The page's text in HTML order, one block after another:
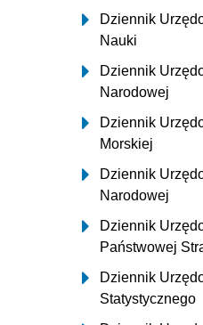
Dziennik
Nauki
Dziennik
Narodowej
Dziennik
Morskiej
Dziennik
Narodowej
Dziennik
Państwowej
Dziennik
Statystycznego